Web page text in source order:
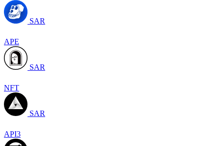
SAR
APE
SAR
NFT
SAR
API3